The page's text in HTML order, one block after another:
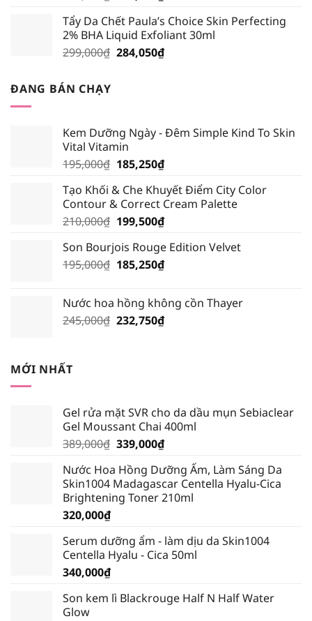
là:
219,000₫.
tại
là:
208,050₫.
Tẩy Da Chết Paula’s Choice Skin Perfecting
2% BHA Liquid Exfoliant 30ml
299,000₫ Giá
284,050₫Giá
ĐANG BÁN CHẠY
Kem Dưỡng Ngày - Đêm Simple Kind To Skin
Vital Vitamin
195,000₫ Giá
là:
195,000₫.
185,250₫Giá
tại
là:
185,250₫.
Tạo Khối & Che Khuyết Điểm City Color
Contour & Correct Cream Palette
210,000₫ Giá
là:
210,000₫.
199,500₫Giá
tại
là:
Son Bourjois Rouge Edition Velvet
195,000₫ Giá
195,000₫.
185,250₫Giá
là:
185,250₫.
Nước hoa hồng không cồn Thayer
245,000₫ Giá
232,750₫Giá
MỚI NHẤT
Gel rửa mặt SVR cho da dầu mụn Sebiaclear
Gel Moussant Chai 400ml
389,000₫ Giá
là:
389,000₫.
339,000₫Giá
tại
là:
339,000₫.
Nước Hoa Hồng Dưỡng Ẩm, Làm Sáng Da
Skin1004 Madagascar Centella Hyalu-Cica
Brightening Toner 210ml
320,000₫
Serum dưỡng ẩm - làm dịu da Skin1004
Centella Hyalu - Cica 50ml
340,000₫
Son kem lì Blackrouge Half N Half Water
Glow